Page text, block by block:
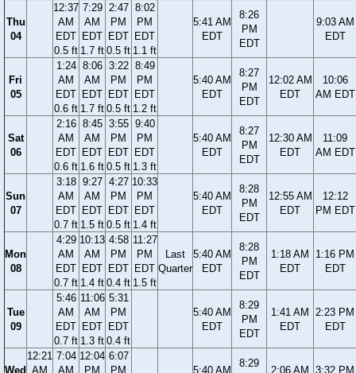
Thu
04
12:37
AM
EDT
0.5 ft
7:29
AM
EDT
1.7 ft
2:47
PM
EDT
0.5 ft
8:02
PM
EDT
1.1 ft
5:41 AM
EDT
8:26
PM
EDT
9:03 AM
EDT
Fri
05
1:24
AM
EDT
0.6 ft
8:06
AM
EDT
1.7 ft
3:22
PM
EDT
0.5 ft
8:49
PM
EDT
1.2 ft
5:40 AM
EDT
8:27
PM
EDT
12:02 AM
EDT
10:06
AM EDT
Sat
06
2:16
AM
EDT
0.6 ft
8:45
AM
EDT
1.6 ft
3:55
PM
EDT
0.5 ft
9:40
PM
EDT
1.3 ft
5:40 AM
EDT
8:27
PM
EDT
12:30 AM
EDT
11:09
AM EDT
Sun
07
3:18
AM
EDT
0.7 ft
9:27
AM
EDT
1.5 ft
4:27
PM
EDT
0.5 ft
10:33
PM
EDT
1.4 ft
5:40 AM
EDT
8:28
PM
EDT
12:55 AM
EDT
12:12
PM EDT
Mon
08
4:29
AM
EDT
0.7 ft
10:13
AM
EDT
1.4 ft
4:58
PM
EDT
0.4 ft
11:27
PM
EDT
1.5 ft
Last
Quarter
5:40 AM
EDT
8:28
PM
EDT
1:18 AM
EDT
1:16 PM
EDT
Tue
09
5:46
AM
EDT
0.7 ft
11:06
AM
EDT
1.3 ft
5:31
PM
EDT
0.4 ft
5:40 AM
EDT
8:29
PM
EDT
1:41 AM
EDT
2:23 PM
EDT
Wed
12:21
AM
7:04
AM
12:04
PM
6:07
PM
5:40 AM
8:29
2:06 AM 3:32 PM